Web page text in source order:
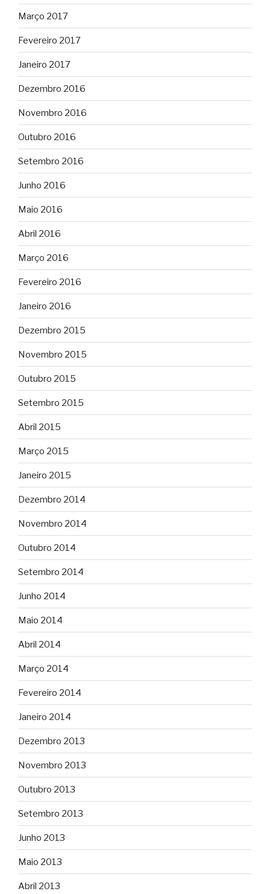
Março 2017
Fevereiro 2017
Janeiro 2017
Dezembro 2016
Novembro 2016
Outubro 2016
Setembro 2016
Junho 2016
Maio 2016
Abril 2016
Março 2016
Fevereiro 2016
Janeiro 2016
Dezembro 2015
Novembro 2015
Outubro 2015
Setembro 2015
Abril 2015
Março 2015
Janeiro 2015
Dezembro 2014
Novembro 2014
Outubro 2014
Setembro 2014
Junho 2014
Maio 2014
Abril 2014
Março 2014
Fevereiro 2014
Janeiro 2014
Dezembro 2013
Novembro 2013
Outubro 2013
Setembro 2013
Junho 2013
Maio 2013
Abril 2013